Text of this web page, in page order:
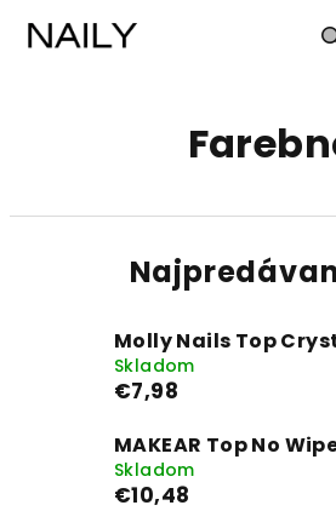
Molly Nails Top
Skladom
€7,98
MAKEAR Top No
Skladom
€10,48